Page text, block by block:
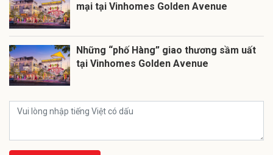
mại tại Vinhomes Golden Avenue
Những “phố Hàng” giao thương sầm uất
tại Vinhomes Golden Avenue